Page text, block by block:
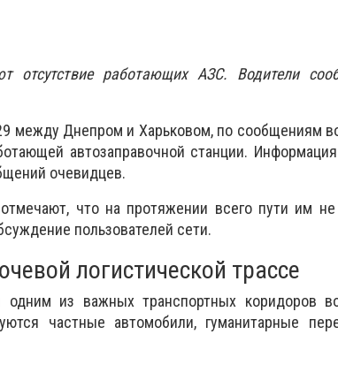
отсутствие работающих АЗС. Водители
между Днепром и Харьковом, по сообщениям
автозаправочной станции.
очевидцев.
что на протяжении всего пути им
пользователей сети.
логистической трассе
из важных транспортных коридоров
частные автомобили, гуманитарные